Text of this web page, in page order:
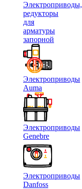
Электроприводы,
редукторы
для
арматуры
запорной
Электроприводы
Auma
Электроприводы
Genebre
Электроприводы
Danfoss